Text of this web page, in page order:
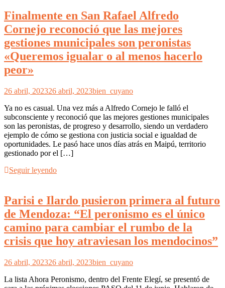
Finalmente en San Rafael Alfredo
Cornejo reconoció que las mejores
gestiones municipales son peronistas
«Queremos igualar o al menos hacerlo
peor»
26 abril, 202326 abril, 2023bien_cuyano
Ya no es casual. Una vez más a Alfredo Cornejo le falló el
subconsciente y reconoció que las mejores gestiones municipales
son las peronistas, de progreso y desarrollo, siendo un verdadero
ejemplo de cómo se gestiona con justicia social e igualdad de
oportunidades. Le pasó hace unos días atrás en Maipú, territorio
gestionado por el […]
Seguir leyendo
Parisi e Ilardo pusieron primera al futuro
de Mendoza: “El peronismo es el único
camino para cambiar el rumbo de la
crisis que hoy atraviesan los mendocinos”
26 abril, 202326 abril, 2023bien_cuyano
La lista Ahora Peronismo, dentro del Frente Elegí, se presentó de